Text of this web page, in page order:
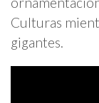
Culturas
gigantes.